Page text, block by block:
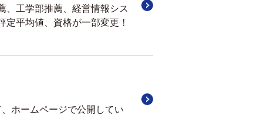
工学部推薦、経営情報シス
平均値、資格が一部変更！
ホームページで公開してい